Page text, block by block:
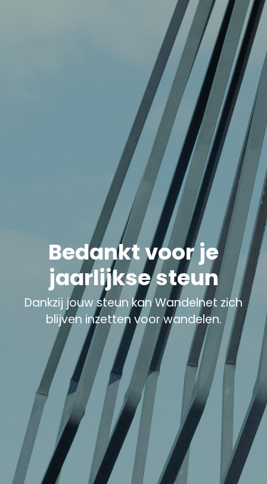
Bedankt voor je
jaarlijkse steun
Dankzij jouw steun kan Wandelnet zich
blijven inzetten voor wandelen.